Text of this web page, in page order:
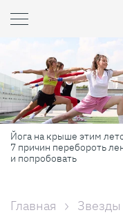
Готовь как шеф-повар: 6
профессиональных
секретов, которые
Главная Звезды